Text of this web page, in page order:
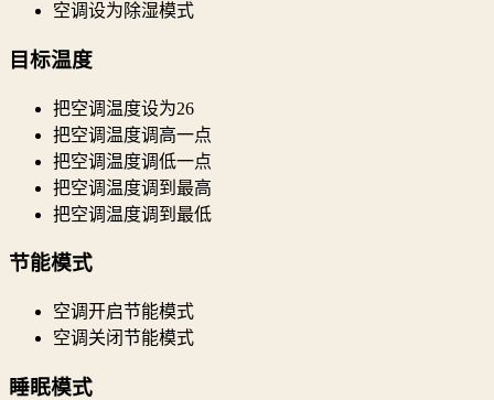
空调设为除湿模式
目标温度
把空调温度设为26
把空调温度调高一点
把空调温度调低一点
把空调温度调到最高
把空调温度调到最低
节能模式
空调开启节能模式
空调关闭节能模式
睡眠模式